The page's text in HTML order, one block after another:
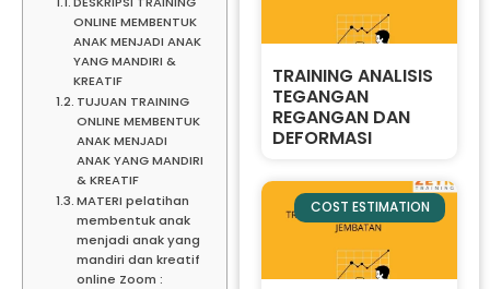
ONLINE MEMBENTUK
ANAK MENJADI ANAK
YANG MANDIRI &
KREATIF
TUJUAN TRAINING
ONLINE MEMBENTUK
ANAK MENJADI
ANAK YANG MANDIRI
& KREATIF
MATERI pelatihan
membentuk anak
menjadi anak yang
mandiri dan kreatif
online Zoom :
TRAINING ANALISIS
TEGANGAN
REGANGAN DAN
DEFORMASI
COST ESTIMATION